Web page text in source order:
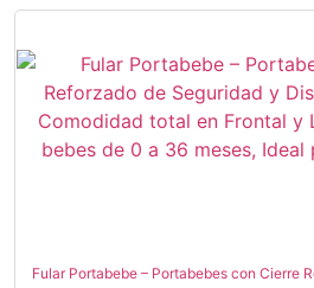
Fular Portabebe – Portabebes con Cierre